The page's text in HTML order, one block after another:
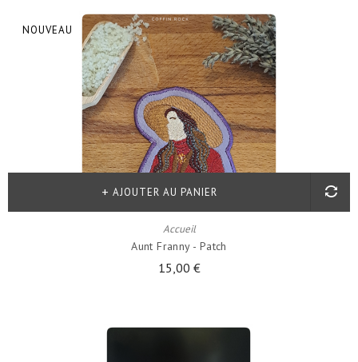
NOUVEAU
Accueil
Aunt Franny - Patch
15,00 €
AJOUTER AU PANIER